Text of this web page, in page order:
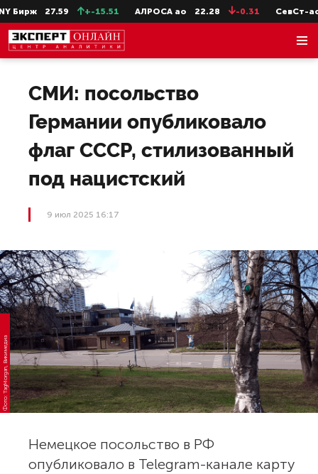
Бирж 27.59 +-15.51 АЛРОСА ао 22.28 -0.31 СевСт-ао
СМИ: посольство
Германии опубликовало
флаг СССР, стилизованный
под нацистский
9 июл 2025 16:17
Фото: TagMorgan, Викимедиа
Немецкое посольство в РФ
опубликовало в Telegram-канале карту